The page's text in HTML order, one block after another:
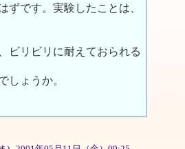
です。実験したことは、
ビリビリに耐えておられる
しょうか。